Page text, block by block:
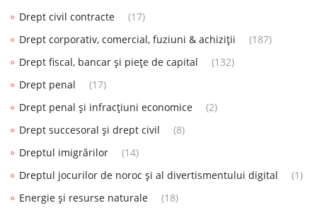
Drept civil contracte
(17)
Drept corporativ, comercial, fuziuni & achiziții
(187)
Drept fiscal, bancar și piețe de capital
(132)
Drept penal
(17)
Drept penal și infracțiuni economice
(2)
Drept succesoral și drept civil
(8)
Dreptul imigrărilor
(14)
Dreptul jocurilor de noroc și al divertismentului digital
(1)
Energie și resurse naturale
(18)